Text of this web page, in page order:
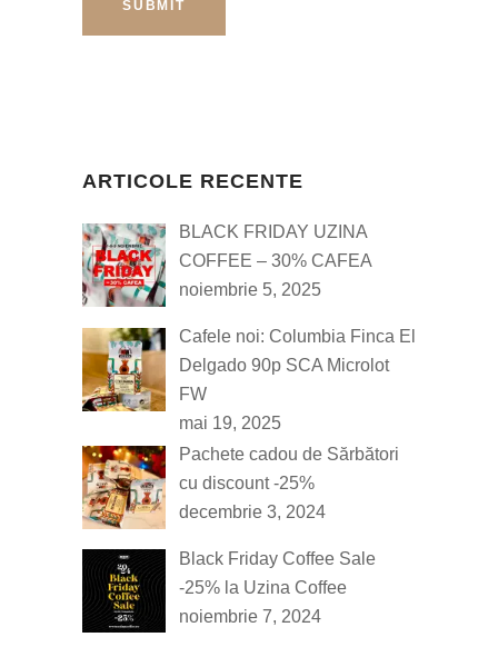
ARTICOLE RECENTE
BLACK FRIDAY UZINA
COFFEE – 30% CAFEA
noiembrie 5, 2025
Cafele noi: Columbia Finca El
Delgado 90p SCA Microlot
FW
mai 19, 2025
Pachete cadou de Sărbători
cu discount -25%
decembrie 3, 2024
Black Friday Coffee Sale
-25% la Uzina Coffee
noiembrie 7, 2024